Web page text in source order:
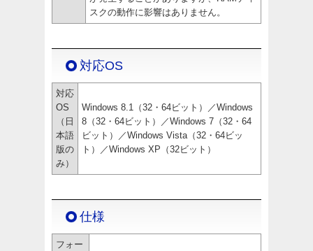
スクの動作に影響はありません。
対応OS
対応
OS
（日
本語
版の
み）
Windows 8.1（32・64ビット）／Windows
8（32・64ビット）／Windows 7（32・64
ビット）／Windows Vista（32・64ビッ
ト）／Windows XP（32ビット）
仕様
フォー